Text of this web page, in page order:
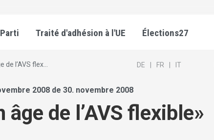
Parti Traité d'adhésion à l'UE Élections27
de l’AVS flex... DE FR IT
2008 de 30. novembre 2008
de l’AVS flexible»